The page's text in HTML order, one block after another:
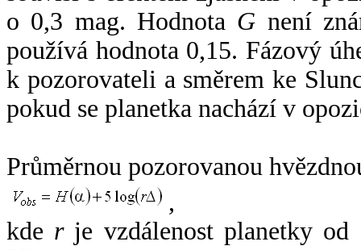
o 0,3 mag. Hodnota G není
používá hodnota 0,15. Fázový
k pozorovateli a směrem ke
pokud se planetka nachází v
Průměrnou pozorovanou
,
kde rje vzdálenost planetky od